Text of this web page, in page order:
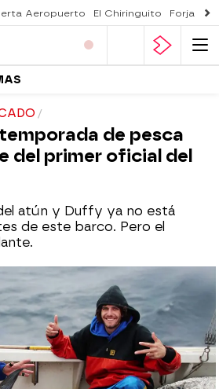
Aeropuerto El Chiringuito Forjado
de pesca
del primer oficial del
atún y Duffy ya no está
de este barco. Pero el